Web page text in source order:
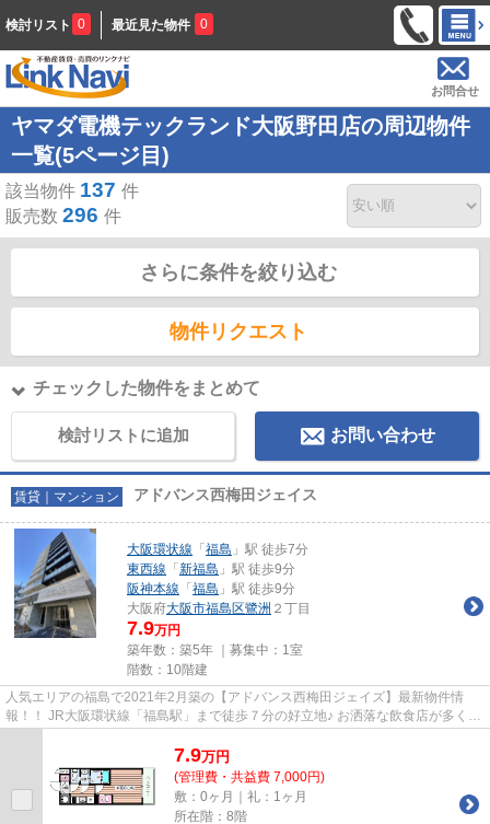
検討リスト 0 最近見た物件 0
お問合せ
ヤマダ電機テックランド大阪野田店の周辺物件
一覧(5ページ目)
該当物件 137 件
販売数 296 件
さらに条件を絞り込む
物件リクエスト
チェックした物件をまとめて
検討リストに追加 お問い合わせ
賃貸｜マンション アドバンス西梅田ジェイス
大阪環状線 「 福島 」駅 徒歩7分
東西線 「 新福島 」駅 徒歩9分
阪神本線 「 福島 」駅 徒歩9分
大阪府大阪市福島区鷺洲 ２丁目
7.9万円
築年数：築5年 ｜募集中： 1室
階数：10階建
人気エリアの福島で2021年2月築の【アドバンス西梅田ジェイズ】最新物件情
報！！ JR大阪環状線「福島駅」まで徒歩７分の好立地♪ お洒落な飲食店が多くあ
7.9万円
(管理費・共益費 7,000円)
敷：0ヶ月｜礼：1ヶ月
所在階：8階